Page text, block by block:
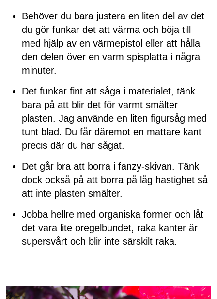
Behöver du bara justera en liten del av det
du gör funkar det att värma och böja till
med hjälp av en värmepistol eller att hålla
den delen över en varm spisplatta i några
minuter.
Det funkar fint att såga i materialet, tänk
bara på att blir det för varmt smälter
plasten. Jag använde en liten figursåg med
tunt blad. Du får däremot en mattare kant
precis där du har sågat.
Det går bra att borra i fanzy-skivan. Tänk
dock också på att borra på låg hastighet så
att inte plasten smälter.
Jobba hellre med organiska former och låt
det vara lite oregelbundet, raka kanter är
supersvårt och blir inte särskilt raka.